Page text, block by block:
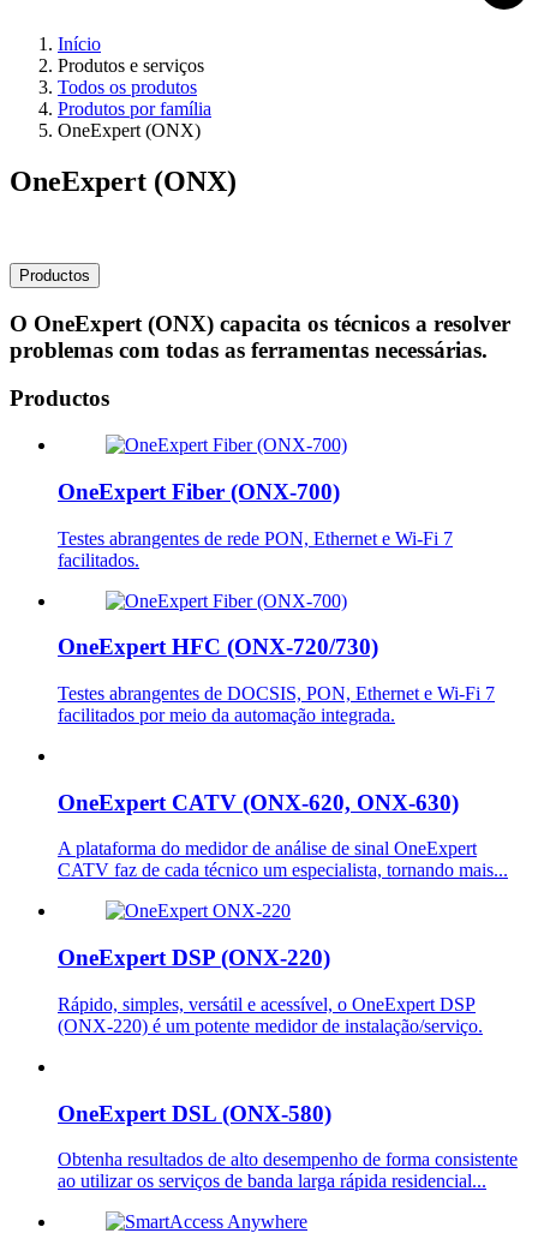
Início
Produtos e serviços
Todos os produtos
Produtos por família
OneExpert (ONX)
OneExpert (ONX)
Productos
O OneExpert (ONX) capacita os técnicos a resolver
problemas com todas as ferramentas necessárias.
Productos
OneExpert Fiber (ONX-700)
Testes abrangentes de rede PON, Ethernet e Wi-Fi 7
facilitados.
OneExpert HFC (ONX-720/730)
Testes abrangentes de DOCSIS, PON, Ethernet e Wi-Fi 7
facilitados por meio da automação integrada.
OneExpert CATV (ONX-620, ONX-630)
A plataforma do medidor de análise de sinal OneExpert
CATV faz de cada técnico um especialista, tornando mais...
OneExpert DSP (ONX-220)
Rápido, simples, versátil e acessível, o OneExpert DSP
(ONX-220) é um potente medidor de instalação/serviço.
OneExpert DSL (ONX-580)
Obtenha resultados de alto desempenho de forma consistente
ao utilizar os serviços de banda larga rápida residencial...